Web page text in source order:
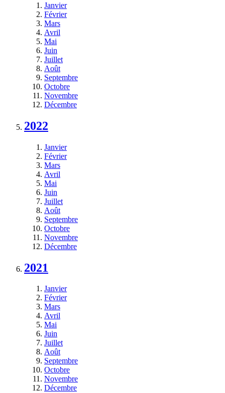
Janvier
Février
Mars
Avril
Mai
Juin
Juillet
Août
Septembre
Octobre
Novembre
Décembre
2022
Janvier
Février
Mars
Avril
Mai
Juin
Juillet
Août
Septembre
Octobre
Novembre
Décembre
2021
Janvier
Février
Mars
Avril
Mai
Juin
Juillet
Août
Septembre
Octobre
Novembre
Décembre